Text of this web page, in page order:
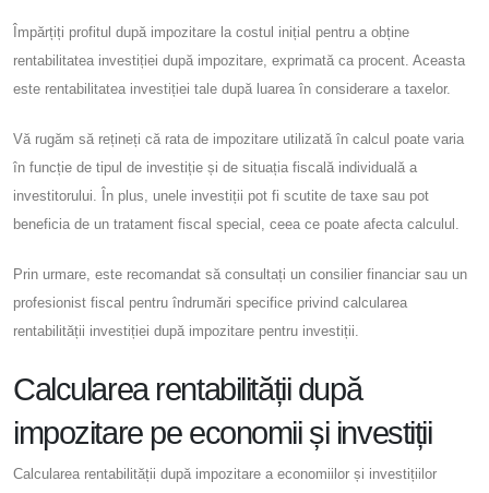
Împărțiți profitul după impozitare la costul inițial pentru a obține
rentabilitatea investiției după impozitare, exprimată ca procent. Aceasta
este rentabilitatea investiției tale după luarea în considerare a taxelor.
Vă rugăm să rețineți că rata de impozitare utilizată în calcul poate varia
în funcție de tipul de investiție și de situația fiscală individuală a
investitorului. În plus, unele investiții pot fi scutite de taxe sau pot
beneficia de un tratament fiscal special, ceea ce poate afecta calculul.
Prin urmare, este recomandat să consultați un consilier financiar sau un
profesionist fiscal pentru îndrumări specifice privind calcularea
rentabilității investiției după impozitare pentru investiții.
Calcularea rentabilității după
impozitare pe economii și investiții
Calcularea rentabilității după impozitare a economiilor și investițiilor